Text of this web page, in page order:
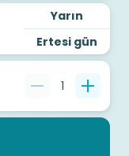
Yarın
Ertesi gün
1